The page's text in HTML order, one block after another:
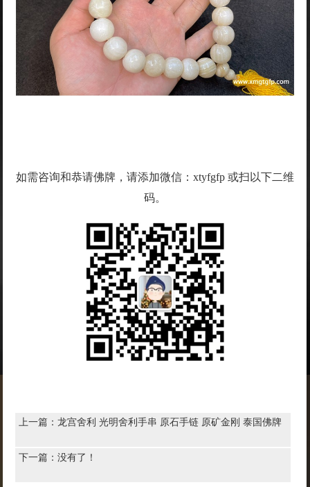
如需咨询和恭请佛牌，请添加微信：xtyfgfp 或扫以下二维
码。
上一篇：龙宫舍利 光明舍利手串 原石手链 原矿金刚 泰国佛牌
下一篇：没有了！